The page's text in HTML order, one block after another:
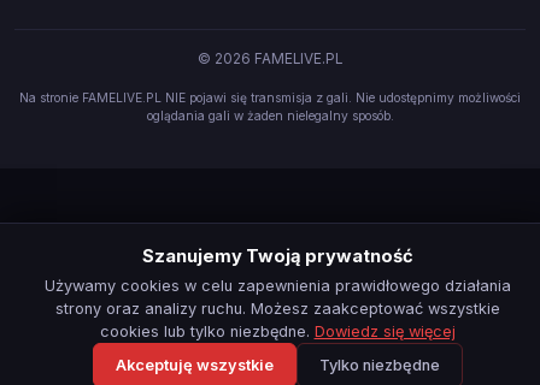
© 2026 FAMELIVE.PL
Na stronie FAMELIVE.PL NIE pojawi się transmisja z gali. Nie udostępnimy możliwości
oglądania gali w żaden nielegalny sposób.
Szanujemy Twoją prywatność
Używamy cookies w celu zapewnienia prawidłowego działania
strony oraz analizy ruchu. Możesz zaakceptować wszystkie
cookies lub tylko niezbędne. Dowiedz się więcej
Akceptuję wszystkie
Tylko niezbędne